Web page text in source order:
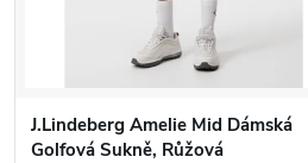
J.Lindeberg Amelie Mid Dámská
Golfová Sukně, Růžová